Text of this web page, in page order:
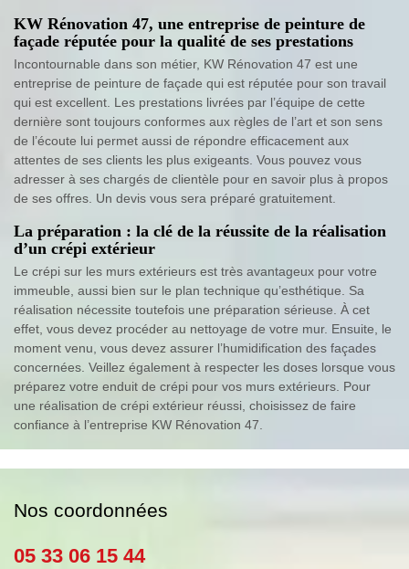
KW Rénovation 47, une entreprise de peinture de
façade réputée pour la qualité de ses prestations
Incontournable dans son métier, KW Rénovation 47 est une
entreprise de peinture de façade qui est réputée pour son travail
qui est excellent. Les prestations livrées par l’équipe de cette
dernière sont toujours conformes aux règles de l’art et son sens
de l’écoute lui permet aussi de répondre efficacement aux
attentes de ses clients les plus exigeants. Vous pouvez vous
adresser à ses chargés de clientèle pour en savoir plus à propos
de ses offres. Un devis vous sera préparé gratuitement.
La préparation : la clé de la réussite de la réalisation
d’un crépi extérieur
Le crépi sur les murs extérieurs est très avantageux pour votre
immeuble, aussi bien sur le plan technique qu’esthétique. Sa
réalisation nécessite toutefois une préparation sérieuse. À cet
effet, vous devez procéder au nettoyage de votre mur. Ensuite, le
moment venu, vous devez assurer l’humidification des façades
concernées. Veillez également à respecter les doses lorsque vous
préparez votre enduit de crépi pour vos murs extérieurs. Pour
une réalisation de crépi extérieur réussi, choisissez de faire
confiance à l’entreprise KW Rénovation 47.
Nos coordonnées
05 33 06 15 44